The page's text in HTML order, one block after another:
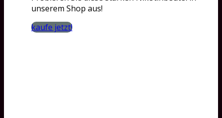
unserem Shop aus!
kaufe jetzt!